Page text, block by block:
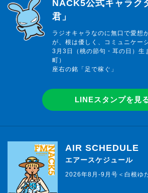
NACK5公式キャラク
君」
ラジオキャラなのに無口で愛想
が、根は優しく、コミュニケー
3月3日（桃の節句・耳の日）生
町）
座右の銘「足で稼ぐ」
LINEスタンプを見
AIR SCHEDULE
エアースケジュール
2026年8月-9月号＜白根ゆ